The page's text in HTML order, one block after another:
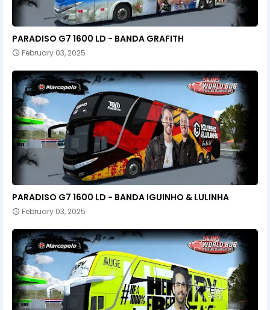
PARADISO G7 1600 LD - BANDA GRAFITH
February 03, 2025
PARADISO G7 1600 LD - BANDA IGUINHO & LULINHA
February 03, 2025